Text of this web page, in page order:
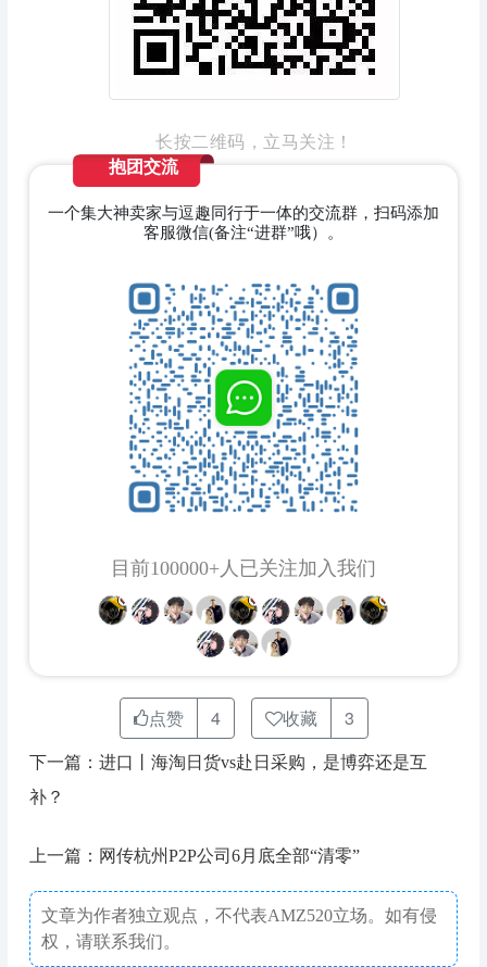
长按二维码，立马关注！
抱团交流
一个集大神卖家与逗趣同行于一体的交流群，扫码添加
客服微信(备注“进群”哦）。
目前100000+人已关注加入我们
点赞 4 收藏 3
下一篇：进口丨海淘日货vs赴日采购，是博弈还是互
补？
上一篇：网传杭州P2P公司6月底全部“清零”
文章为作者独立观点，不代表AMZ520立场。如有侵
权，请联系我们。